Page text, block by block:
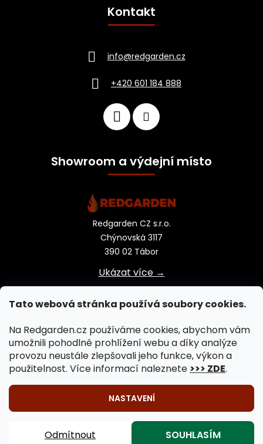
Tato webová stránka používá soubory cookies.
Na Redgarden.cz používáme cookies, abychom vám
umožnili pohodlné prohlížení webu a díky analýze
provozu neustále zlepšovali jeho funkce, výkon a
použitelnost. Více informací naleznete >>> ZDE.
NASTAVENÍ
Odmítnout SOUHLASÍM
🔥 Venkovní vaření na ohni je záležitostí celého roku!
Záhradní krby, záhradní grily, záhradní kamna, záhradní
Kontakt
info@redgarden.cz
+420 601 184 888
Showroom a výdejní místo
Redgarden CZ s.r.o.
Chýnovská 3117
390 02 Tábor
Ukázat více →
Vytvořil Shoptet
Upravil Balkys
Copyright 2026
. Všechna práva